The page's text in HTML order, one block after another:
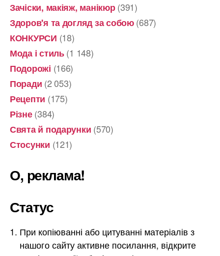
Зачіски, макіяж, манікюр(391)
Здоров'я та догляд за собою(687)
КОНКУРСИ (18)
Мода і стиль(1 148)
Подорожі (166)
Поради (2 053)
Рецепти (175)
Різне(384)
Свята й подарунки (570)
Стосунки (121)
О, реклама!
Статус
При копіюванні або цитуванні матеріалів з
нашого сайту активне посилання, відкрите